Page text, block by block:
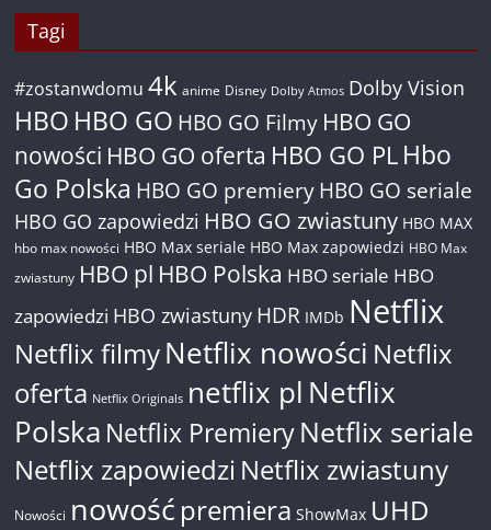
Tagi
#zostanwdomu 4k anime Disney Dolby Atmos Dolby Vision
HBO HBO GO HBO GO Filmy HBO GO
nowości HBO GO oferta HBO GO PL Hbo
Go Polska HBO GO premiery HBO GO seriale
HBO GO zapowiedzi HBO GO zwiastuny HBO MAX
hbo max nowości HBO Max seriale HBO Max zapowiedzi HBO Max
zwiastuny HBO pl HBO Polska HBO seriale HBO
zapowiedzi HBO zwiastuny HDR IMDb Netflix
Netflix filmyNetflix nowości Netflix
oferta Netflix Originals netflix pl Netflix
Polska Netflix PremieryNetflix seriale
Netflix zapowiedzi Netflix zwiastuny
Nowości nowość premiera ShowMax UHD